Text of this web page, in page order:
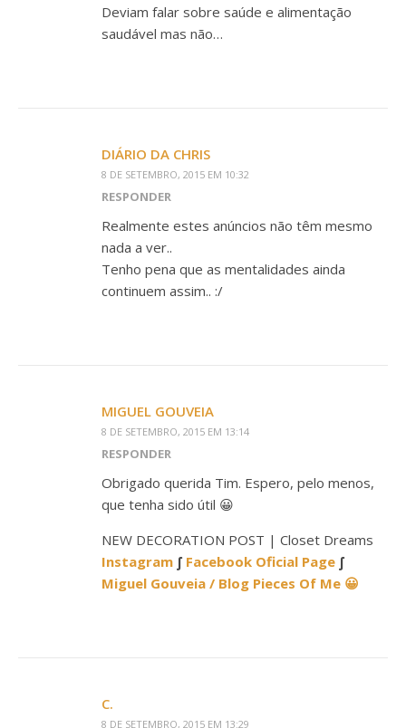
Deviam falar sobre saúde e alimentação
saudável mas não…
DIÁRIO DA CHRIS
8 DE SETEMBRO, 2015 EM 10:32
RESPONDER
Realmente estes anúncios não têm mesmo
nada a ver..
Tenho pena que as mentalidades ainda
continuem assim.. :/
MIGUEL GOUVEIA
8 DE SETEMBRO, 2015 EM 13:14
RESPONDER
Obrigado querida Tim. Espero, pelo menos,
que tenha sido útil 😀
NEW DECORATION POST | Closet Dreams
Instagram ∫ Facebook Oficial Page ∫
Miguel Gouveia / Blog Pieces Of Me 😀
C.
8 DE SETEMBRO, 2015 EM 13:29